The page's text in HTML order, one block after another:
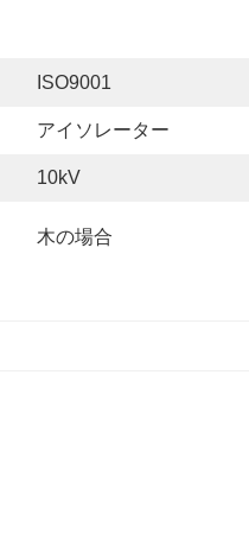
ISO9001
アイソレーター
10kV
木の場合